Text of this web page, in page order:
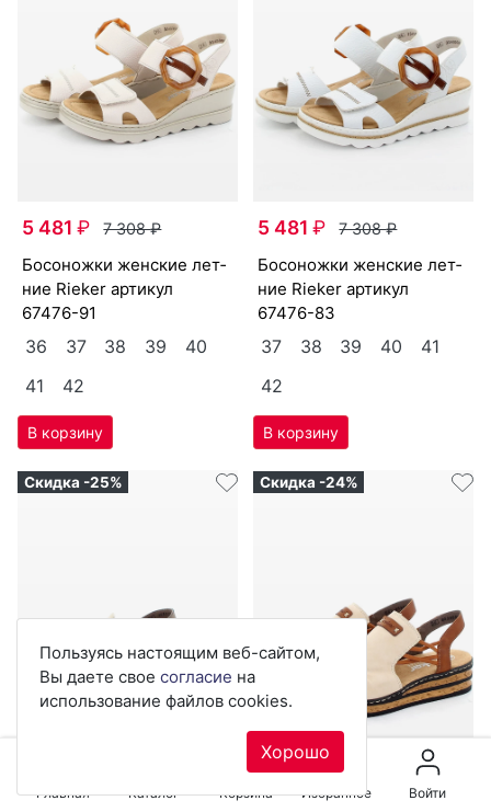
5 481₽ 7 308₽
бо­сонож­ки женс­кие лет­
ние Ri­eker артикул
67476-91
36 37 38 39
40
41
42
5 481₽ 7 308₽
бо­сонож­ки женс­кие лет­
ние Ri­eker артикул
67476-83
37 38 39 40
41
42
Скидка -25%
5 038₽ 6 718₽
Скидка -24%
5 305₽ 7 073
Пользуясь настоящим веб-сайтом,
Вы даете свое согласие на
использование файлов cookies.
Хорошо
Главная Каталог Корзина Избранное Войти